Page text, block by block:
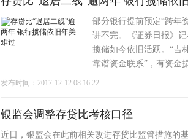
部分银行提前预定“跨年
讲不完。《证券日报》
揽储如今依旧活跃。“吉
靠谱资金联系”，有资金
发布时间：2017-12-12 08:16:22
银监会调整存贷比考核口径
近日，银监会在此前相关改进存贷比监管措施的